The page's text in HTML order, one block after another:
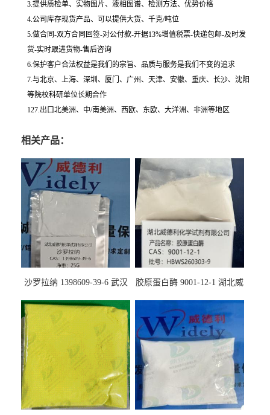
3.提供质检单、实物图片、液相图谱、检测方法、优势价格
4.公司库存现货产品、可以提供大货、千克/吨位
5.做合同-双方合同回签-对公付款-开据13%增值税票-快递包邮-及时发
货-实时跟进货物-售后咨询
6.保护客户合法权益是我们的宗旨、品质与服务是我们不变的追求
7.与北京、上海、深圳、厦门、广州、天津、安徽、重庆、长沙、沈阳
等院校科研单位长期合作
127.出口北美洲、中/南美洲、西欧、东欧、大洋洲、非洲等地区
相关产品：
沙罗拉纳 1398609-39-6 武汉
胶原蛋白酶 9001-12-1 湖北威